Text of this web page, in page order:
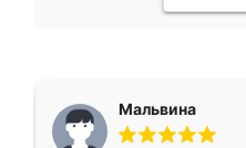
Мальвина